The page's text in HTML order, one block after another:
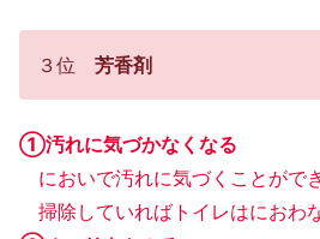
３位 芳香剤
①汚れに気づかなくなる
においで汚れに気づくことがで
掃除していればトイレはにおわ